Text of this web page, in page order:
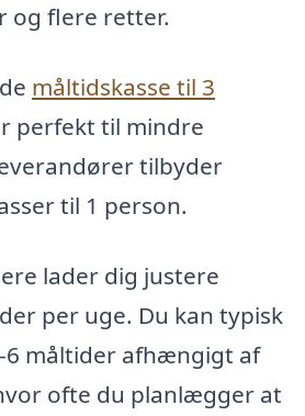
og flere retter.
måltidskasse til 3
perfekt til mindre
tilbyder
til 1 person.
lader dig justere
per uge. Du kan typisk
6 måltider afhængigt af
ofte du planlægger at